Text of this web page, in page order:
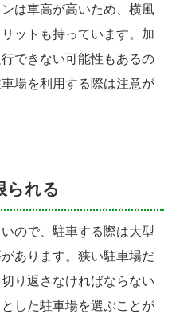
は車高が高いため、横風
ットも持っています。加
できない可能性もあるの
場を利用する際は注意が
られる
ので、駐車する際は大型
あります。狭い駐車場だ
り返さなければならない
した駐車場を選ぶことが